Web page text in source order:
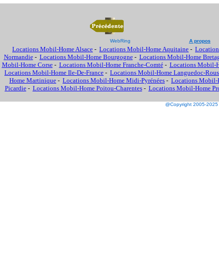
WebRing A propos
Locations Mobil-Home Alsace - Locations Mobil-Home Aquitaine -
Normandie- Locations Mobil-Home Bourgogne- Locations Mobil-Home
Mobil-Home Corse- Locations Mobil-Home Franche-Comté- Locations Mobil-
Locations Mobil-Home Ile-De-France - Locations Mobil-Home Languedoc-
Home Martinique - Locations Mobil-Home Midi-Pyrénées - Locations Mobil-
Picardie- Locations Mobil-Home Poitou-Charentes- Locations Mobil-Home
@Copyright 2005-